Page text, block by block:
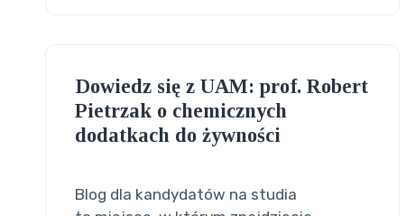
Dowiedz się z UAM: prof. Robert
Pietrzak o chemicznych
dodatkach do żywności
Blog dla kandydatów na studia